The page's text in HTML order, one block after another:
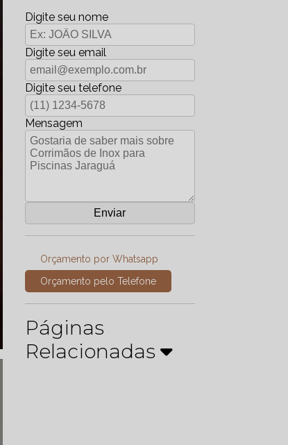
Digite seu nome
Digite seu email
Digite seu telefone
Mensagem
Orçamento por Whatsapp
Orçamento pelo Telefone
Páginas
Relacionadas